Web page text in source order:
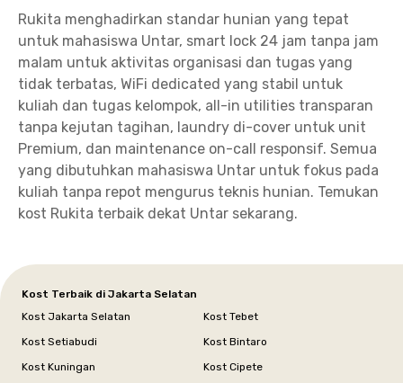
Rukita menghadirkan standar hunian yang tepat
untuk mahasiswa Untar, smart lock 24 jam tanpa jam
malam untuk aktivitas organisasi dan tugas yang
tidak terbatas, WiFi dedicated yang stabil untuk
kuliah dan tugas kelompok, all-in utilities transparan
tanpa kejutan tagihan, laundry di-cover untuk unit
Premium, dan maintenance on-call responsif. Semua
yang dibutuhkan mahasiswa Untar untuk fokus pada
kuliah tanpa repot mengurus teknis hunian. Temukan
kost Rukita terbaik dekat Untar sekarang.
Kost Terbaik di Jakarta Selatan
Kost Jakarta Selatan
Kost Tebet
Kost Setiabudi
Kost Bintaro
Kost Kuningan
Kost Cipete